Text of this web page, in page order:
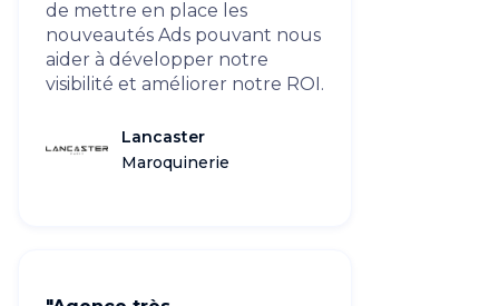
de mettre en place les
nouveautés Ads pouvant nous
aider à développer notre
visibilité et améliorer notre ROI.
Lancaster
Maroquinerie